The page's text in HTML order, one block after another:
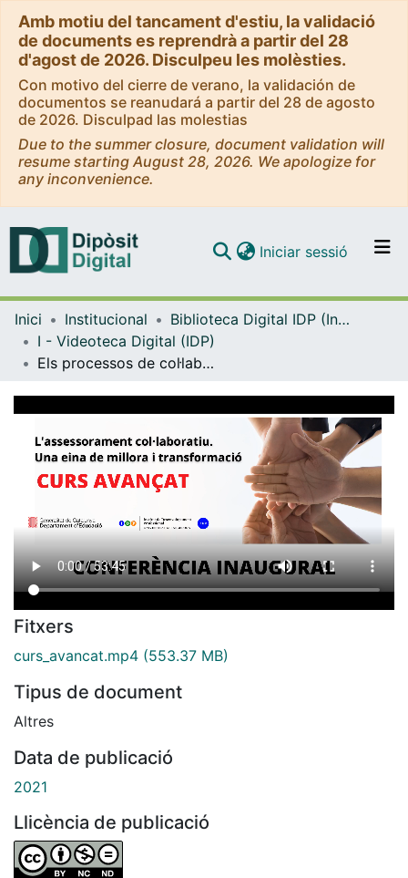
Amb motiu del tancament d'estiu, la validació
de documents es reprendrà a partir del 28
d'agost de 2026. Disculpeu les molèsties.
Con motivo del cierre de verano, la validación de
documentos se reanudará a partir del 28 de agosto
de 2026. Disculpad las molestias
Due to the summer closure, document validation will
resume starting August 28, 2026. We apologize for
any inconvenience.
Navega per tot el DD
Com publicar
Contacte
Iniciar sessió (current)
Inici Institucional
Biblioteca Digital IDP (Institut de Desenvolupament Professional)
I - Videoteca Digital (IDP)
Els processos de col·laboració en l’assessorament psicopedagògic [vídeo]
Fitxers
curs_avancat.mp4 (553.37 MB)
Tipus de document
Altres
Data de publicació
2021
Llicència de publicació